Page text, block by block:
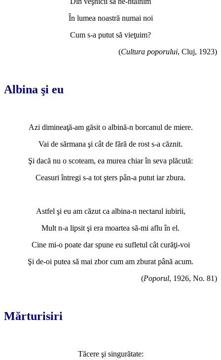
În lumea noastră numai noi
Cum s-a putut să vieţuim?
(Cultura poporului, Cluj, 1923)
Albina şi eu
Azi dimineaţă-am găsit o albină-n borcanul de miere.
Vai de sărmana şi cât de fără de rost s-a căznit.
Şi dacă nu o scoteam, ea murea chiar în seva plăcută:
Ceasuri întregi s-a tot şters pân-a putut iar zbura.
Astfel şi eu am căzut ca albina-n nectarul iubirii,
Mult n-a lipsit şi era moartea să-mi aflu în el.
Cine mi-o poate dar spune eu sufletul cât curăţi-voi
Şi de-oi putea să mai zbor cum am zburat până acum.
(Poporul, 1926, No. 81)
Mărturisiri
Tăcere şi singurătate: